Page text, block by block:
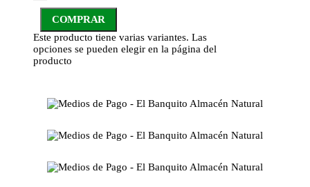
COMPRAR
Este producto tiene varias variantes. Las
opciones se pueden elegir en la página del
producto